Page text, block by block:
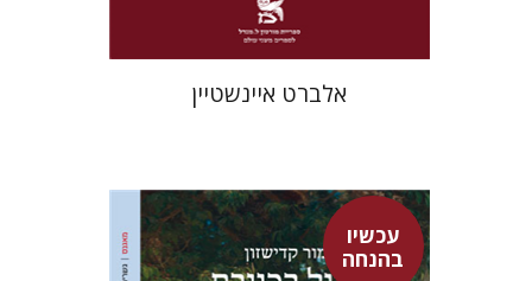
אלברט איינשטיין
עכשיו
בהנחהמור קדישזון